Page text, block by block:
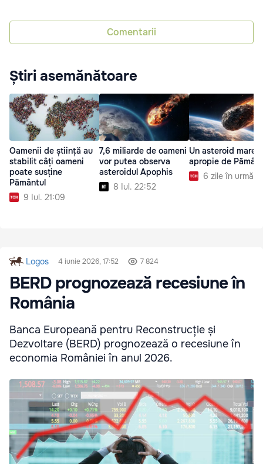
Comentarii
Știri asemănătoare
Oamenii de știință au
stabilit câți oameni
poate susține
Pământul
9 Iul. 21:09
7,6 miliarde de oameni
vor putea observa
asteroidul Apophis
8 Iul. 22:52
Un asteroid mare
apropie de Pământ
6 zile în urmă
Logos 4 iunie 2026, 17:52 7 824
BERD prognozează recesiune în
România
Banca Europeană pentru Reconstrucție și
Dezvoltare (BERD) prognozează o recesiune în
economia României în anul 2026.